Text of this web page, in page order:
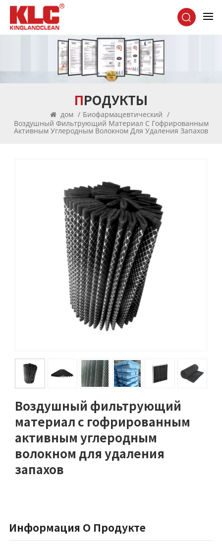
ПРОДУКТЫ
дом / Биофармацевтический /
Воздушный Фильтрующий Материал С Гофрированным
Активным Углеродным Волокном Для Удаления Запахов
Воздушный фильтрующий
материал с гофрированным
активным углеродным
волокном для удаления
запахов
Информация О Продукте